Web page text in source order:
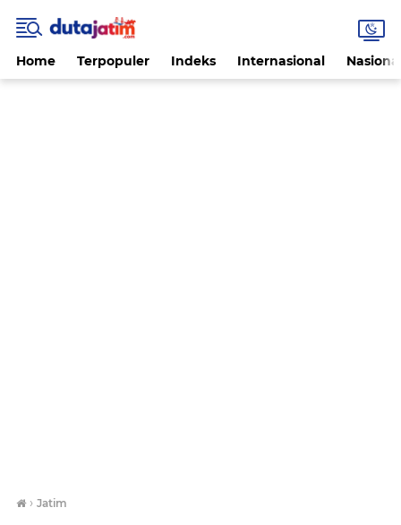
Home Terpopuler Indeks Internasional
› Jatim